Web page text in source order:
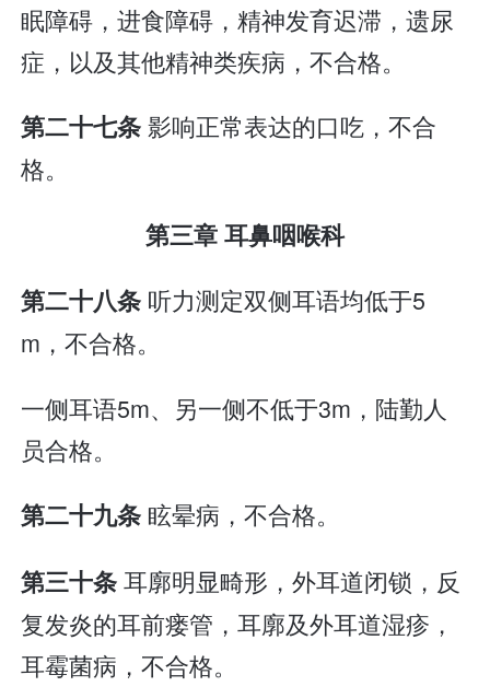
眠障碍，进食障碍，精神发育迟滞，遗尿
症，以及其他精神类疾病，不合格。
第二十七条影响正常表达的口吃，不合
格。
第三章 耳鼻咽喉科
第二十八条 听力测定双侧耳语均低于5
m，不合格。
一侧耳语5m、另一侧不低于3m，陆勤人
员合格。
第二十九条 眩晕病，不合格。
第三十条耳廓明显畸形，外耳道闭锁，反
复发炎的耳前瘘管，耳廓及外耳道湿疹，
耳霉菌病，不合格。